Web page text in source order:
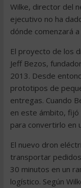
Wilke, director del
ejecutivo no ha
dónde comenzará
El proyecto de los
Jeff Bezos,
2013. Desde
prototipos de
entregas. Cuando
en este ámbito, fijó
para convertirlo en
El nuevo dron
transportar
30 minutos en un
logístico. Según